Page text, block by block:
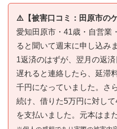
⚠️【被害口コミ：田原市の
愛知田原市・41歳・自営業
ると聞いて週末に申し込み
1返済のはずが、翌月の返
遅れると連絡したら、延滞
千円になっていました。さ
続け、借りた5万円に対し
を支払いました。元本はま